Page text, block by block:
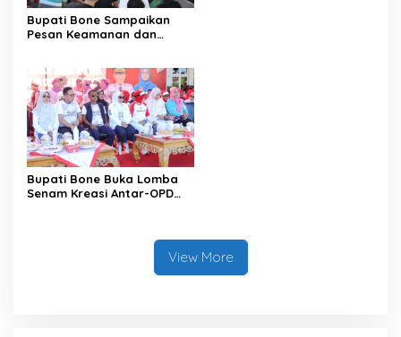
Bupati Bone Sampaikan
Pesan Keamanan dan
Bupati Bone Buka Lomba
Senam Kreasi Antar-OPD
View More